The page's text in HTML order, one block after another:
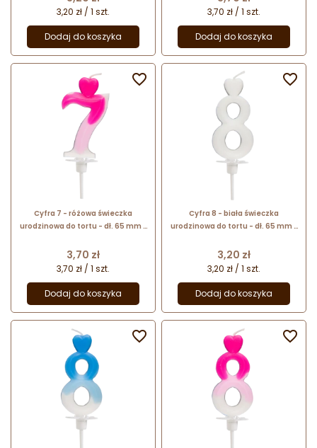
3,20 zł / 1 szt.
Dodaj do koszyka
3,70 zł / 1 szt.
Dodaj do koszyka
Cyfra 7 - różowa świeczka
urodzinowa do tortu - dł. 65 mm -
Cena
3,70 zł
3,70 zł / 1 szt.
Dodaj do koszyka

Cyfra 8 - biała świeczka
urodzinowa do tortu - dł. 65 mm -
Cena
3,20 zł
3,20 zł / 1 szt.
Dodaj do koszyka

 